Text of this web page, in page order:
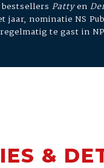
Pattyen
jaar, nominatie NS
te gast in
&